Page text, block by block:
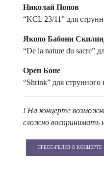
Николай Попов
“KCL 23/11” для
Якопо Бабони
“De la nature du sacre”
Орен Боне
“Shrink” для струнного
! На концерте
сложно воспринимать
ПРЕСС-РЕЛИЗ О КОНЦЕРТЕ